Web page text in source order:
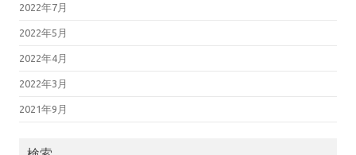
2022年7月
2022年5月
2022年4月
2022年3月
2021年9月